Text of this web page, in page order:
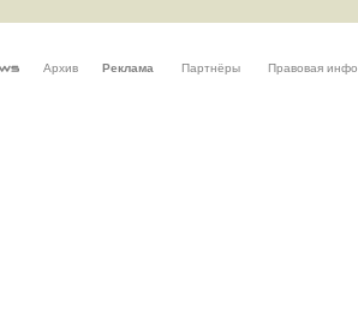
Архив Реклама Партнёры Правовая